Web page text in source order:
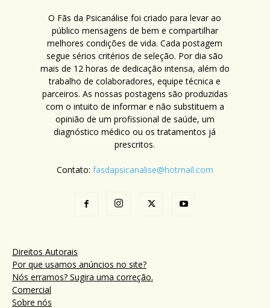
O Fãs da Psicanálise foi criado para levar ao
público mensagens de bem e compartilhar
melhores condições de vida. Cada postagem
segue sérios critérios de seleção. Por dia são
mais de 12 horas de dedicação intensa, além do
trabalho de colaboradores, equipe técnica e
parceiros. As nossas postagens são produzidas
com o intuito de informar e não substituem a
opinião de um profissional de saúde, um
diagnóstico médico ou os tratamentos já
prescritos.
Contato: fasdapsicanalise@hotmail.com
Direitos Autorais
Por que usamos anúncios no site?
Nós erramos? Sugira uma correção.
Comercial
Sobre nós